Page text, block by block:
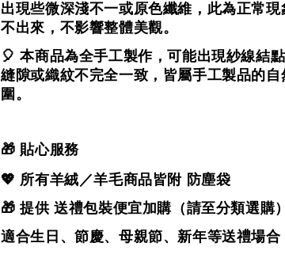
出現些微深淺不一或原色纖維， 此為正常
不出來，不影響整體美觀。
🎈 本商品為全手工製作，可能出現紗線結
縫隙或織紋不完全一致， 皆屬手工製品的
圍。
🎁 貼心服務
💖 所有羊絨／羊毛商品皆附 防塵袋
🎁 提供 送禮包裝便宜加購（請至分類選購）
適合生日、節慶、母親節、新年等送禮場合